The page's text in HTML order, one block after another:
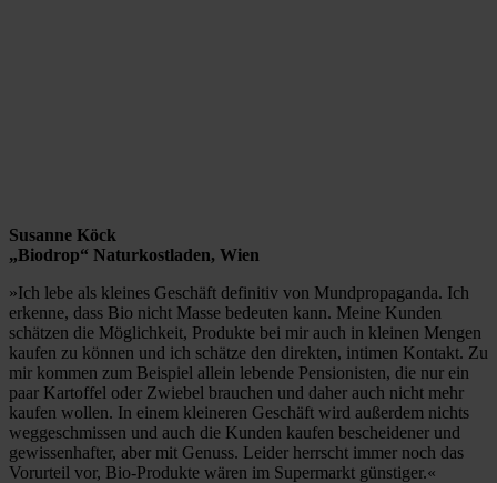
Susanne Köck
„Biodrop“ Naturkostladen, Wien
»Ich lebe als kleines Geschäft definitiv von Mundpropaganda. Ich
erkenne, dass Bio nicht Masse bedeuten kann. Meine Kunden
schätzen die Möglichkeit, Produkte bei mir auch in kleinen Mengen
kaufen zu können und ich schätze den direkten, intimen Kontakt. Zu
mir kommen zum Beispiel allein lebende Pensionisten, die nur ein
paar Kartoffel oder Zwiebel brauchen und daher auch nicht mehr
kaufen wollen. In einem kleineren Geschäft wird außerdem nichts
weggeschmissen und auch die Kunden kaufen bescheidener und
gewissenhafter, aber mit Genuss. Leider herrscht immer noch das
Vorurteil vor, Bio-Produkte wären im Supermarkt günstiger.«